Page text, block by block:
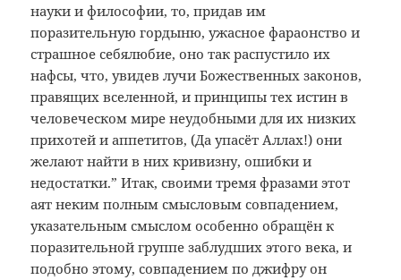
науки и философии, то, придав им
поразительную гордыню, ужасное фараонство и
страшное себялюбие, оно так распустило их
нафсы, что, увидев лучи Божественных законов,
правящих вселенной, и принципы тех истин в
человеческом мире неудобными для их низких
прихотей и аппетитов, (Да упасёт Аллах!) они
желают найти в них кривизну, ошибки и
недостатки.” Итак, своими тремя фразами этот
аят неким полным смысловым совпадением,
указательным смыслом особенно обращён к
поразительной группе заблудших этого века, и
подобно этому, совпадением по джифру он